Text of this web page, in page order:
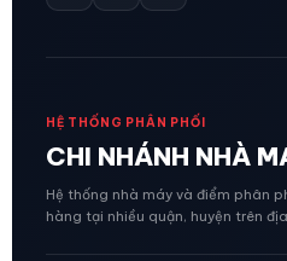
HỆ THỐNG PHÂN PHỐI
CHI NHÁNH NHÀ
Hệ thống nhà máy và điểm phân
hàng tại nhiều quận, huyện trên